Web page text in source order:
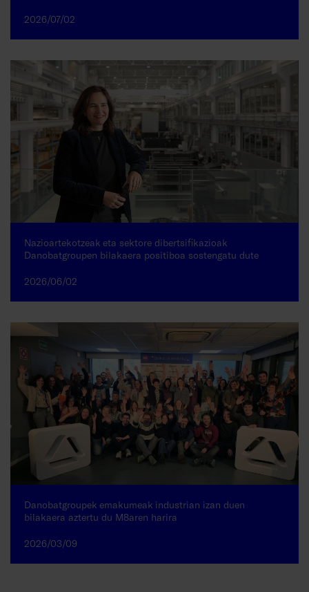
2026/07/02
Nazioartekotzeak eta sektore dibertsifikazioak
Danobatgroupen bilakaera positiboa sostengatu dute
2026/06/02
Danobatgroupek emakumeak industrian izan duen
bilakaera aztertu du M8aren harira
2026/03/09